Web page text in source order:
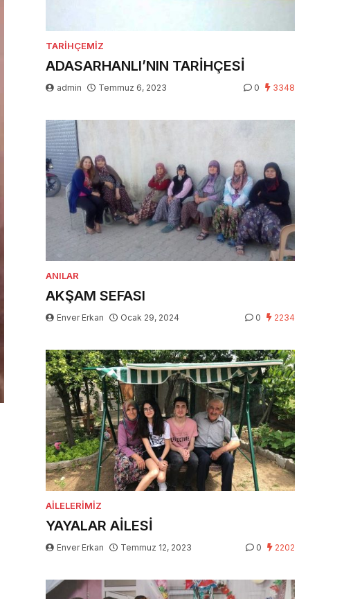
TARIHÇEMIZ
ADASARHANLI’NIN TARİHÇESİ
admin Temmuz 6, 2023 0 3348
ANILAR
AKŞAM SEFASI
Enver Erkan Ocak 29, 2024 0 2234
AILELERIMIZ
YAYALAR AİLESİ
Enver Erkan Temmuz 12, 2023 0 2202